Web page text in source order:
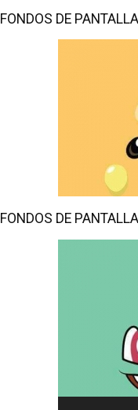
FONDOS DE
FONDOS DE